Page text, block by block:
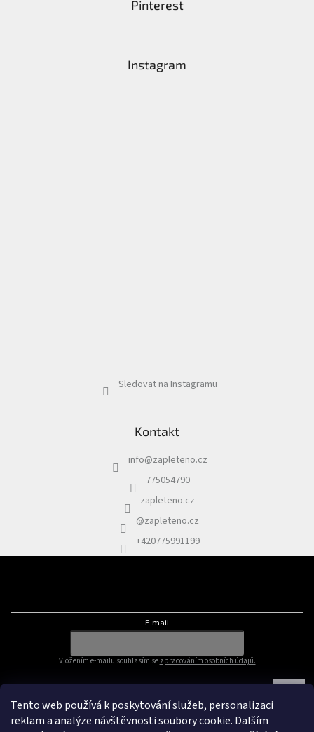
Tento web používá k poskytování služeb, personalizaci
reklam a analýze návštěvnosti soubory cookie. Dalším
Pinterest
Instagram
Sledovat na Instagramu
Kontakt
info@zapleteno.cz
775054790
zapleteno.cz
@zapleteno.cz
+420775991199
E-mail
Vložením e-mailu souhlasím se zpracováním osobních údajů.